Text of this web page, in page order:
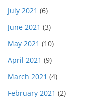
July 2021 (6)
June 2021 (3)
May 2021 (10)
April 2021 (9)
March 2021 (4)
February 2021 (2)